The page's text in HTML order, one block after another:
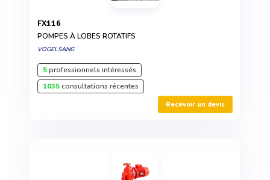
FX116
POMPES À LOBES ROTATIFS
VOGELSANG
5professionnels intéressés
1035consultations récentes
Recevoir un devis